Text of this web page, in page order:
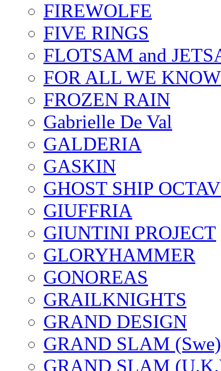
FIREWOLFE
FIVE RINGS
FLOTSAM and
FOR ALL WE KNOW
FROZEN RAIN
Gabrielle De Val
GALDERIA
GASKIN
GHOST SHIP
GIUFFRIA
GIUNTINI PROJECT
GLORYHAMMER
GONOREAS
GRAILKNIGHTS
GRAND DESIGN
GRAND SLAM (Swe)
GRAND SLAM